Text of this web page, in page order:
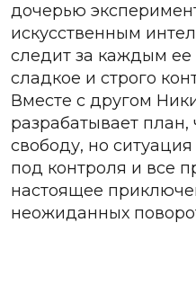
дочерью
искусственным
следит за каждым
сладкое и строго
Вместе с другом
разрабатывает план,
свободу, но
под контроля и все
настоящее
неожиданных